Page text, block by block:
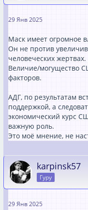
29 Янв 2025
Маск имеет огромное
Он не против
человеческих жертвах.
Величие/могущество
факторов.
АДГ, по результатам
поддержкой, а
экономический курс
важную роль.
Это моё мнение, не
karpinsk57
Гуру
29 Янв 2025